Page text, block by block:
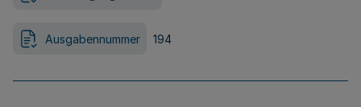
Ausgabennummer 194